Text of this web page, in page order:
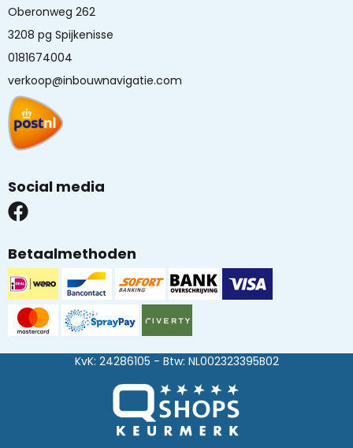
Oberonweg 262
3208 pg Spijkenisse
0181674004
verkoop@inbouwnavigatie.com
Social media
Betaalmethoden
KvK: 24286105 - Btw: NL002323395B02